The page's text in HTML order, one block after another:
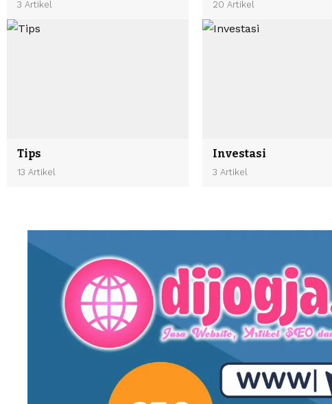
3 Artikel 20 Artikel
Tips
13 Artikel
Investasi
3 Artikel